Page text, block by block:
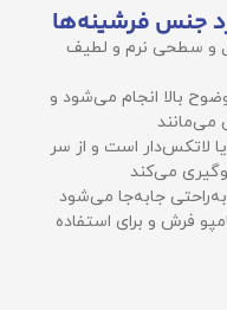
جنس فرشینه‌ها
و سطحی نرم و لطیف
بالا انجام می‌شود و
می‌مانند
یا لاتکس‌دار است و از سر
می‌کند
جابه‌جا می‌شود
فرش و برای استفاده